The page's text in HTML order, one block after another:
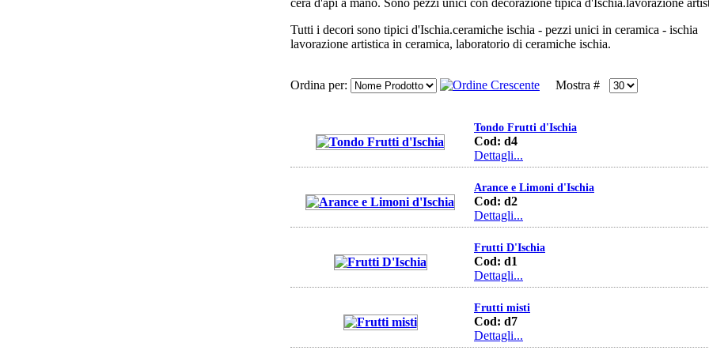
cera d'api a mano. Sono pezzi unici con decorazione tipica d'Ischia.lavorazione
Tutti i decori sono tipici d'Ischia.ceramiche ischia - pezzi unici in ceramica - ischia
lavorazione artistica in ceramica, laboratorio di ceramiche ischia.
Ordina per: Mostra #
Tondo Frutti d'Ischia
Cod: d4
Dettagli...
Arance e Limoni d'Ischia
Cod: d2
Dettagli...
Frutti D'Ischia
Cod: d1
Dettagli...
Frutti misti
Cod: d7
Dettagli...